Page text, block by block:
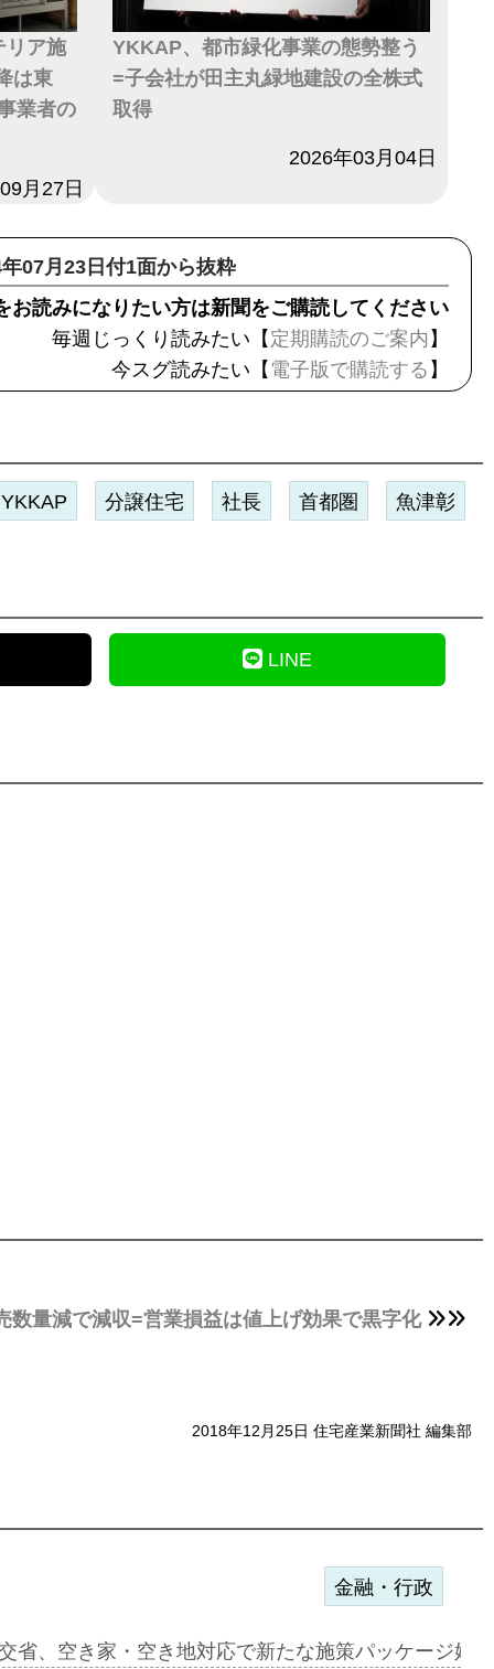
リア施
は東
業者の
月27日
YKKAP、都市緑化事業の態勢整う
=子会社が田主丸緑地建設の全株式
取得
2026年03月04日
07月23日付1面から抜粋
お読みになりたい方は新聞をご購読してください
毎週じっくり読みたい【 定期購読のご案内 】
今スグ読みたい【 電子版で購読する 】
YKKAP 分譲住宅 社長 首都圏 魚津彰
LINE
量減で減収=営業損益は値上げ効果で黒字化
2018年12月25日 住宅産業新聞社 編集部
サー契約…
金融・行政
省、空き家・空き地対応で新たな施策パッケージ始